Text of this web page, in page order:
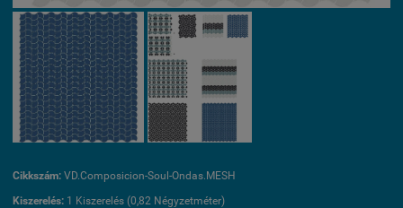
Cikkszám: VD.Composicion-Soul-Ondas.MESH
Kiszerelés: 1 Kiszerelés (0,82 Négyzetméter)